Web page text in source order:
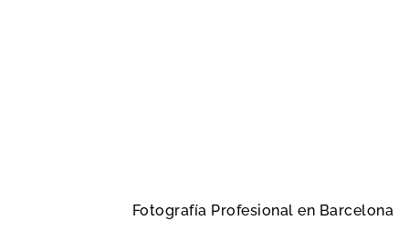
Fotografía Profesional en Barcelona